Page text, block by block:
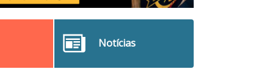
Notícias